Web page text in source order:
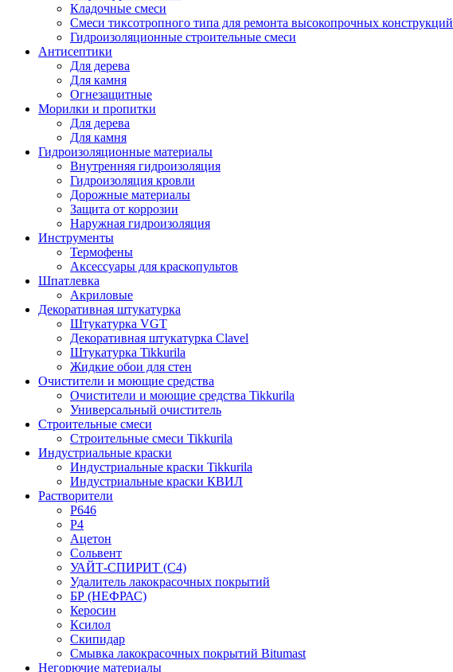
Кладочные смеси
Смеси тиксотропного типа для ремонта высокопрочных конструкций
Гидроизоляционные строительные смеси
Антисептики
Для дерева
Для камня
Огнезащитные
Морилки и пропитки
Для дерева
Для камня
Гидроизоляционные материалы
Внутренняя гидроизоляция
Гидроизоляция кровли
Дорожные материалы
Защита от коррозии
Наружная гидроизоляция
Инструменты
Термофены
Аксессуары для краскопультов
Шпатлевка
Акриловые
Декоративная штукатурка
Штукатурка VGT
Декоративная штукатурка Clavel
Штукатурка Tikkurila
Жидкие обои для стен
Очистители и моющие средства
Очистители и моющие средства Tikkurila
Универсальный очиститель
Строительные смеси
Строительные смеси Tikkurila
Индустриальные краски
Индустриальные краски Tikkurila
Индустриальные краски КВИЛ
Растворители
P646
P4
Ацетон
Сольвент
УАЙТ-СПИРИТ (С4)
Удалитель лакокрасочных покрытий
БР (НЕФРАС)
Керосин
Ксилол
Скипидар
Смывка лакокрасочных покрытий Bitumast
Негорючие материалы